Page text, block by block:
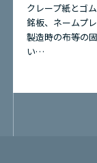
クレープ紙とゴ
銘板、ネームプ
製造時の布等の
い…